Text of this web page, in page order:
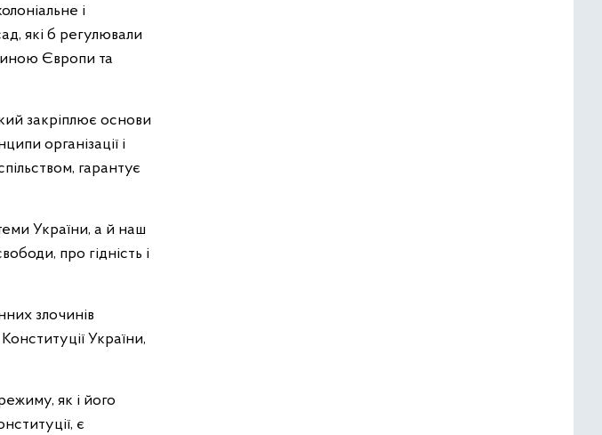
і
які б регулювали
Європи та
закріплює основи
організації і
гарантує
України, а й наш
про гідність і
злочинів
України,
як і його
є